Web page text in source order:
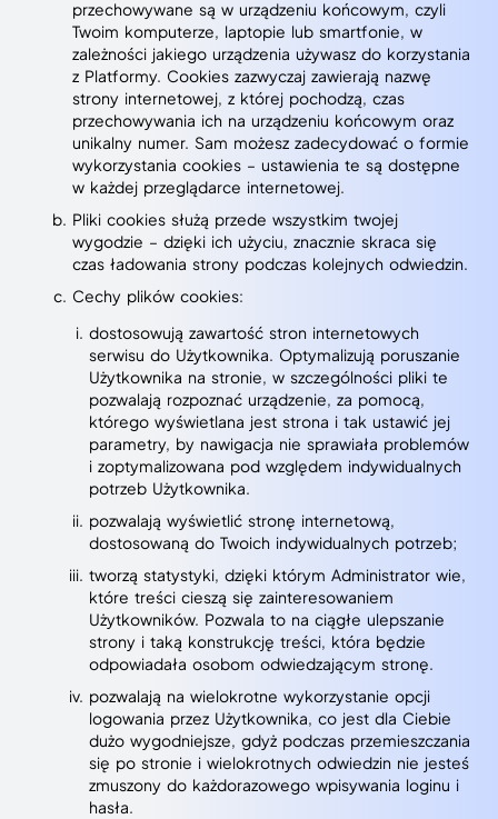
przechowywane są w urządzeniu końcowym, czyli
Twoim komputerze, laptopie lub smartfonie, w
zależności jakiego urządzenia używasz do korzystania
z Platformy. Cookies zazwyczaj zawierają nazwę
strony internetowej, z której pochodzą, czas
przechowywania ich na urządzeniu końcowym oraz
unikalny numer. Sam możesz zadecydować o formie
wykorzystania cookies – ustawienia te są dostępne
w każdej przeglądarce internetowej.
Pliki cookies służą przede wszystkim twojej
wygodzie – dzięki ich użyciu, znacznie skraca się
czas ładowania strony podczas kolejnych odwiedzin.
Cechy plików cookies:
dostosowują zawartość stron internetowych
serwisu do Użytkownika. Optymalizują poruszanie
Użytkownika na stronie, w szczególności pliki te
pozwalają rozpoznać urządzenie, za pomocą,
którego wyświetlana jest strona i tak ustawić jej
parametry, by nawigacja nie sprawiała problemów
i zoptymalizowana pod względem indywidualnych
potrzeb Użytkownika.
pozwalają wyświetlić stronę internetową,
dostosowaną do Twoich indywidualnych potrzeb;
tworzą statystyki, dzięki którym Administrator wie,
które treści cieszą się zainteresowaniem
Użytkowników. Pozwala to na ciągłe ulepszanie
strony i taką konstrukcję treści, która będzie
odpowiadała osobom odwiedzającym stronę.
pozwalają na wielokrotne wykorzystanie opcji
logowania przez Użytkownika, co jest dla Ciebie
dużo wygodniejsze, gdyż podczas przemieszczania
się po stronie i wielokrotnych odwiedzin nie jesteś
zmuszony do każdorazowego wpisywania loginu i
hasła.